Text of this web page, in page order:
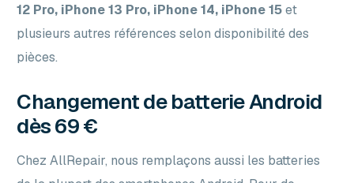
12 Pro, iPhone 13 Pro, iPhone 14, iPhone 15et
plusieurs autres références selon disponibilité des
pièces.
Changement de batterie Android
dès 69 €
Chez AllRepair, nous remplaçons aussi les batteries